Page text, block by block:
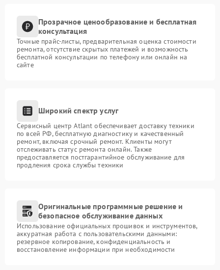
Прозрачное ценообразование и бесплатная
консультация
Точные прайс-листы, предварительная оценка стоимости
ремонта, отсутствие скрытых платежей и возможность
бесплатной консультации по телефону или онлайн на
сайте
Широкий спектр услуг
Сервисный центр Atlant обеспечивает доставку техники
по всей РФ, бесплатную диагностику и качественный
ремонт, включая срочный ремонт. Клиенты могут
отслеживать статус ремонта онлайн. Также
предоставляется постгарантийное обслуживание для
продления срока службы техники
Оригинальные программные решение и
безопасное обслуживание данных
Использование официальных прошивок и инструментов,
аккуратная работа с пользовательскими данными:
резервное копирование, конфиденциальность и
восстановление информации при необходимости